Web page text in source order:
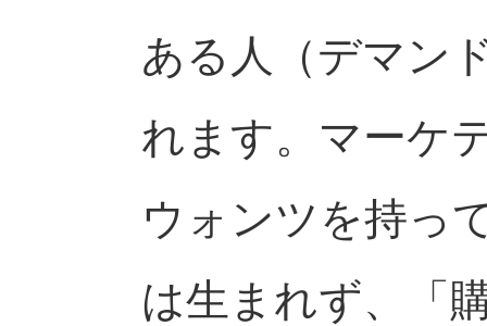
ある人（デマン
れます。マーケ
ウォンツを持っ
は生まれず、「